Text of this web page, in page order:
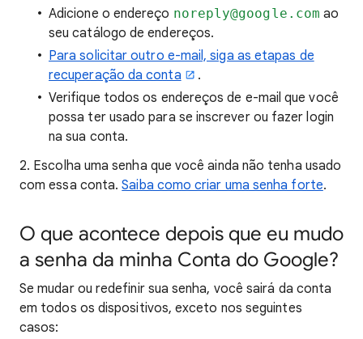
Adicione o endereço noreply@google.com ao
seu catálogo de endereços.
Para solicitar outro e-mail, siga as etapas de
recuperação da conta
.
Verifique todos os endereços de e-mail que você
possa ter usado para se inscrever ou fazer login
na sua conta.
2. Escolha uma senha que você ainda não tenha usado
com essa conta.Saiba como criar uma senha forte.
O que acontece depois que eu mudo
a senha da minha Conta do Google?
Se mudar ou redefinir sua senha, você sairá da conta
em todos os dispositivos, exceto nos seguintes
casos: